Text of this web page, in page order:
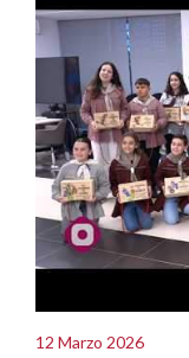
12 Marzo 2026